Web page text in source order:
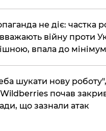
не діє: частка
війну проти
впала до
шукати нову
почав
що зазнали атак